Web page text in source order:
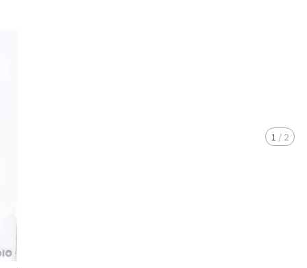
1 / 2